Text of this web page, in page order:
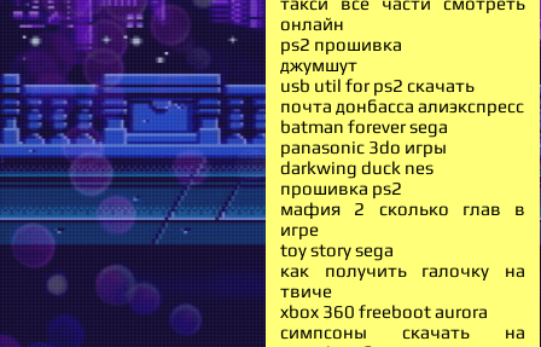
онлайн
ps2 прошивка
джумшут
usb util for ps2 скачать
почта донбасса алиэкспресс
batman forever sega
panasonic 3do игры
darkwing duck nes
прошивка ps2
мафия 2 сколько глав в
игре
toy story sega
как получить галочку на
твиче
xbox 360 freeboot aurora
симпсоны скачать на